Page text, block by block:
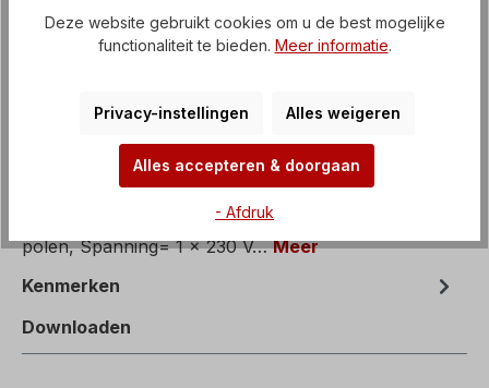
Elektromotor, enkelfasige motor met bedrijfs- en
startcondensator, Vermogen= 3,7 kW, Snelheid= 4
polen, Spanning= 1 x 230 V…Meer
Kenmerken
Downloaden
Deze website gebruikt cookies om u de best mogelijke
functionaliteit te bieden. Meer informatie.
Privacy-instellingen Alles weigeren
Alles accepteren & doorgaan
- Afdruk